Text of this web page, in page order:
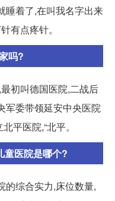
睡着了,在叫我名字出来
有点疼针。
吗?
初叫德国医院,二战后
军委带领延安中央医院
平医院,“北平。
童医院是哪个?
的综合实力,床位数量,